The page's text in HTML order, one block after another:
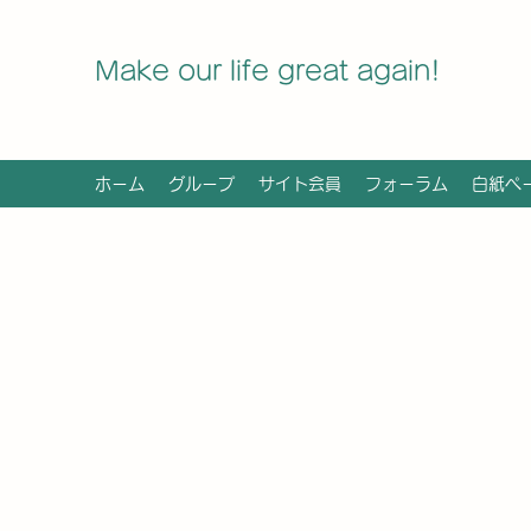
Make our life great again!
ホーム グループ サイト会員 フォーラム 白紙ペ